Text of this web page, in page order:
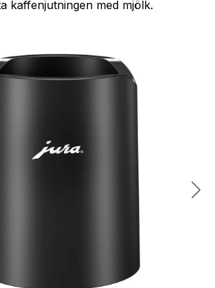
kaffenjutningen med mjölk.